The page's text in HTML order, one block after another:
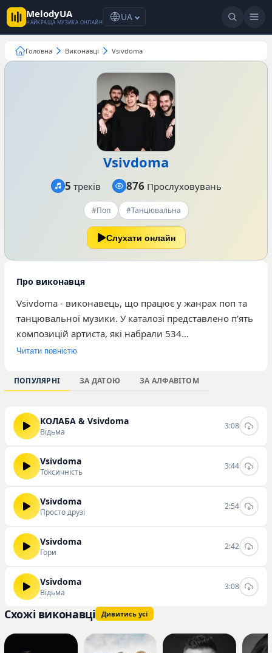
MelodyUA
НАЙКРАЩА МУЗИКА ОНЛАЙН UA
Головна Виконавці Vsivdoma
Vsivdoma
#Поп #Танцювальна
5 треків 876 Прослуховувань
Слухати онлайн
Про виконавця
Vsivdoma - виконавець, що працює у жанрах поп та
танцювальної музики. У каталозі представлено п'ять
композицій артиста, які набрали 534
прослуховування на нашому ресурсі. Серед
«Токсичність», «Просто друзі» та «Гори», що
демонструють характерне для виконавця динамічне
поціновувачів легкої танцювальної музики.
Композиції поєднують сучасні ритми та доступні
тексти, що робить їх доречними для форматів радіо
та тематичних плейлистів. Ознайомитися з
та завантажити їх у високій якості можна
безпосередньо на нашому сайті.
Читати повністю
ПОПУЛЯРНІ ЗА ДАТОЮ ЗА АЛФАВІТОМ
КОЛАБА & Vsivdoma
Відьма
3:08
Vsivdoma
Токсичність
3:44
Vsivdoma
Просто друзі
2:54
Vsivdoma
Гори
2:42
Vsivdoma
Відьма
3:08
Схожі виконавці Дивитись усі